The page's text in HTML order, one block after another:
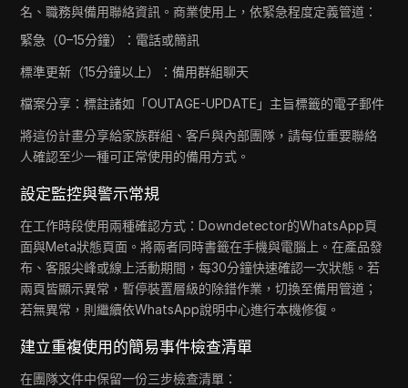
名、職務與備用聯絡資訊。商業使用上，依緊急程度定義管道：
緊急（0–15分鐘）：電話或簡訊
標準更新（15分鐘以上）：備用群組聊天
檔案分享：標註諸如「OUTAGE-UPDATE」主旨標籤的電子郵件
將這份計畫分享給家族群組、客戶與內部團隊，請每位重要聯絡
人確認至少一種可正常使用的備用方式。
設定監控與警示常規
在工作時段使用兩種確認方式：Downdetector的WhatsApp頁
面與Meta狀態頁面。將兩者同時書籤在手機與電腦上。在產品發
布、客服尖峰或線上活動期間，每30分鐘快速確認一次狀態。若
兩頁皆顯示異常，暫停裝置層級的除錯作業，切換至備用管道；
若無異常，則繼續依WhatsApp說明中心進行本機修復。
建立重複使用的簡易事件檢查清單
在團隊文件中保留一份三步檢查清單：